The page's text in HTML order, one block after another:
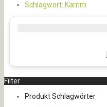
Schlagwort: Kamm
Filter
Produkt Schlagwörter